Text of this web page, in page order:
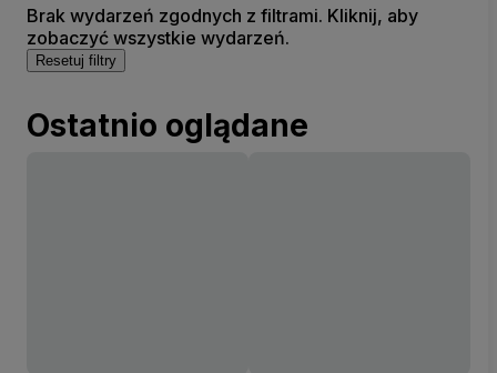
Brak wydarzeń zgodnych z filtrami. Kliknij, aby
zobaczyć wszystkie wydarzeń.
Resetuj filtry
Ostatnio oglądane